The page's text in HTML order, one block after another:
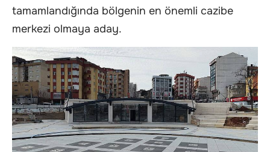
tamamlandığında bölgenin en önemli cazibe
merkezi olmaya aday.